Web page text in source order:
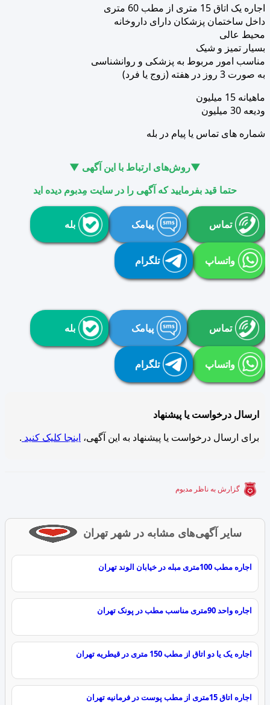
اجاره یک اتاق 15 متری از مطب 60 متری
داخل ساختمان پزشکان دارای داروخانه
محیط عالی
بسیار تمیز و‌ شیک
مناسب امور مربوط به پزشکی و‌ روانشناسی
به صورت 3 روز در هفته (زوج یا فرد)
ماهیانه 15 میلیون
ودیعه 30 میلیون
شماره های تماس یا پیام در بله
▼روش‌های ارتباط با این آگهی ▼
حتما قید بفرمایید که آگهی را در سایت مِدبوم دیده اید
تماس پیامک بله
واتساپ تلگرام
تماس پیامک بله
واتساپ تلگرام
ارسال درخواست یا پیشنهاد
برای ارسال درخواست یا پیشنهاد به این آگهی، اینجا کلیک کنید .
گزارش به ناظر مدبوم
سایر آگهی‌های مشابه در شهر تهران
اجاره مطب 100متری مبله در خیابان الوند تهران
اجاره واحد 90متری مناسب مطب در پونک تهران
اجاره یک یا دو اتاق از مطب 150 متری در قیطریه تهران
اجاره اتاق 15متری از مطب پوست در فرمانیه تهران